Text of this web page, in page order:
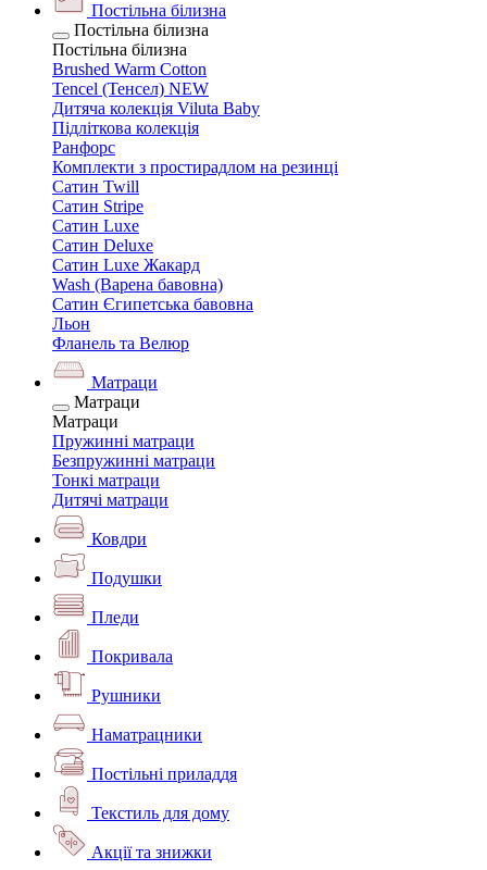
Постільна білизна
Постільна білизна
Постільна білизна
Brushed Warm Cotton
Tencel (Тенсел) NEW
Дитяча колекція Viluta Baby
Підліткова колекція
Ранфорс
Комплекти з простирадлом на резинці
Сатин Twill
Сатин Stripe
Сатин Luxe
Сатин Deluxe
Сатин Luxe Жакард
Wash (Варена бавовна)
Сатин Єгипетська бавовна
Льон
Фланель та Велюр
Матраци
Матраци
Матраци
Пружинні матраци
Безпружинні матраци
Тонкі матраци
Дитячі матраци
Ковдри
Подушки
Пледи
Покривала
Рушники
Наматрацники
Постільні приладдя
Текстиль для дому
Акції та знижки